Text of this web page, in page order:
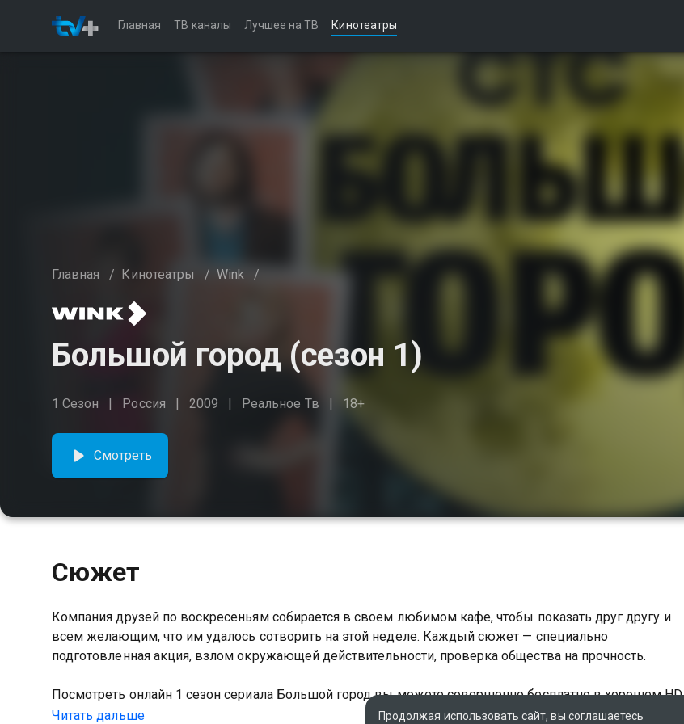
Главная ТВ каналы Лучшее на ТВ Кинотеатры
Главная / Кинотеатры / Wink /
Большой город (сезон 1)
1 Сезон Россия 2009 Реальное Тв 18+
Смотреть
Сюжет
Компания друзей по воскресеньям собирается в своем любимом кафе, чтобы показать друг другу и
всем желающим, что им удалось сотворить на этой неделе. Каждый сюжет — специально
подготовленная акция, взлом окружающей действительности, проверка общества на прочность.
Посмотреть онлайн 1 сезон сериала Большой город вы можете совершенно бесплатно в хорошем HD
качестве на Казахтелеком
Читать дальше Продолжая использовать сайт, вы соглашаетесь